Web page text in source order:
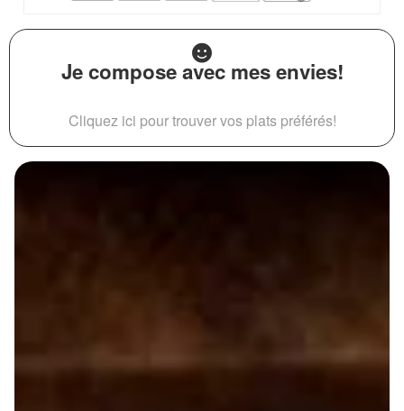
Je compose avec mes envies!
Cliquez ici pour trouver vos plats préférés!